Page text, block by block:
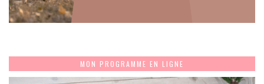
MON PROGRAMME EN LIGNE